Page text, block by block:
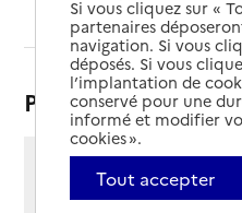
Sommaire
Présentation
20 quai Jules Michelet
88000 - Épinal
Si vous cliquez sur «
partenaires
navigation. Si vous
déposés. Si vous
l’implantation de
conservé pour une
informé et modifier
cookies ».
Tout accepter